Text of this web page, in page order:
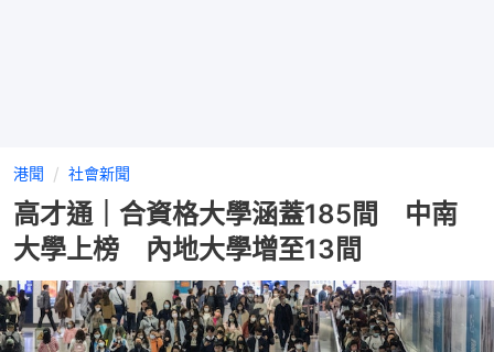
港聞 社會新聞
高才通｜合資格大學涵蓋185間 中南
大學上榜 內地大學增至13間